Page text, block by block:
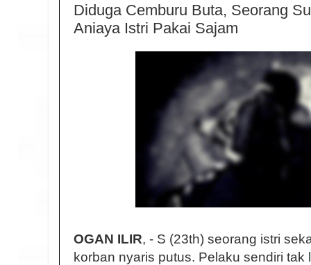
Diduga Cemburu Buta, Seorang
Aniaya Istri Pakai Sajam
OGAN ILIR, - S (23th) seorang istri
korban nyaris putus. Pelaku sendiri tak